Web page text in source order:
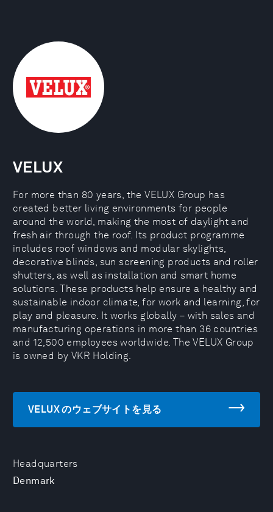
Headquarters
Denmark
VELUX
For more than 80 years, the VELUX Group has
created better living environments for people
around the world, making the most of daylight and
fresh air through the roof. Its product programme
includes roof windows and modular skylights,
decorative blinds, sun screening products and roller
shutters, as well as installation and smart home
solutions. These products help ensure a healthy and
sustainable indoor climate, for work and learning, for
play and pleasure. It works globally – with sales and
manufacturing operations in more than 36 countries
and 12,500 employees worldwide. The VELUX Group
is owned by VKR Holding.
VELUX のウェブサイトを見る